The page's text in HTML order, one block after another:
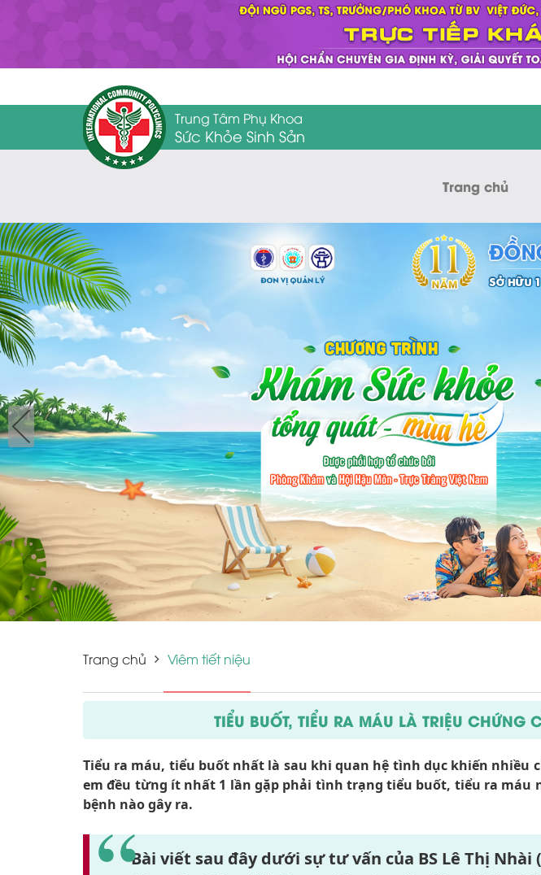
Trung Tâm Phụ Khoa
Sức Khỏe Sinh Sản
Trang chủ
Trang chủ Viêm tiết niệu
TIỂU BUỐT, TIỂU RA MÁU LÀ TRIỆU CHỨNG
Tiểu ra máu, tiểu buốt nhất là sau khi quan hệ tình dục khiến nhiều
em đều từng ít nhất 1 lần gặp phải tình trạng tiểu buốt, tiểu ra máu
bệnh nào gây ra.
Bài viết sau đây dưới sự tư vấn của BS Lê Thị Nhài